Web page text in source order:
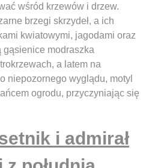
wśród krzewów i drzew.
brzegi skrzydeł, a ich
kwiatowymi, jagodami oraz
gąsienice modraszka
a latem na
niepozornego wyglądu, motyl
ogrodu, przyczyniając się
i admirał